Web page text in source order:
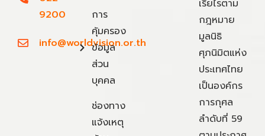
9200
info@worldvision.or.th
การ
คุ้มครอง
ข้อมูล
ส่วน
บุคคล
ช่องทาง
แจ้งเหตุ
เรี่ยไรตาม
กฎหมาย
มูลนิธิ
ศุภนิมิตแห่ง
ประเทศไทย
เป็นองค์กร
การกุศล
ลำดับที่ 59